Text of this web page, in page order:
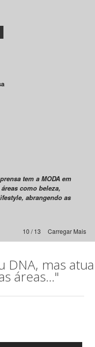
tem a MODA em
como beleza,
abrangendo as
Carregar Mais
10 / 13
DNA, mas atua
áreas..."